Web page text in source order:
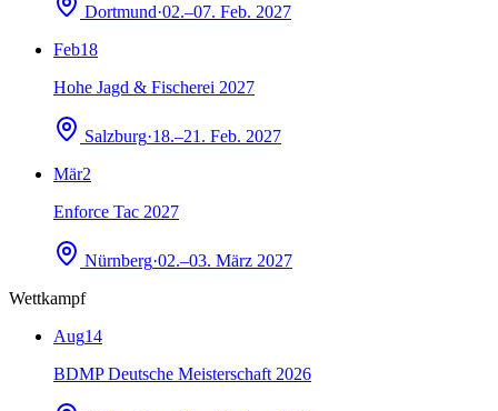
Dortmund·02.–07. Feb. 2027
Feb18
Hohe Jagd & Fischerei 2027
Salzburg·18.–21. Feb. 2027
Mär2
Enforce Tac 2027
Nürnberg·02.–03. März 2027
Wettkampf
Aug14
BDMP Deutsche Meisterschaft 2026